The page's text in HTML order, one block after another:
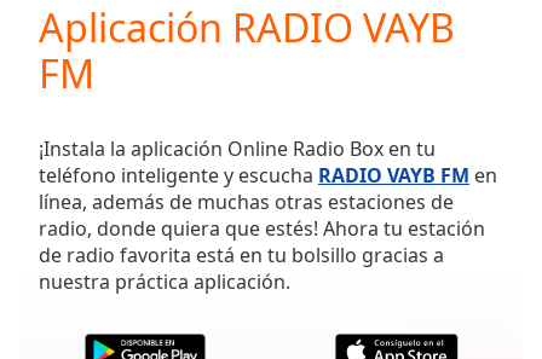
Play
Video
Skip
Forward
Mute
Current
Time0:00
Duration-:-
Aplicación RADIO VAYB
FM
¡Instala la aplicación Online Radio Box en tu
teléfono inteligente y escucha RADIO VAYB FM en
línea, además de muchas otras estaciones de
radio, donde quiera que estés! Ahora tu estación
de radio favorita está en tu bolsillo gracias a
nuestra práctica aplicación.